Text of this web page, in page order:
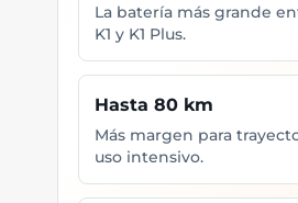
La batería más grande
K1 y K1 Plus.
Hasta 80 km
Más margen para
uso intensivo.